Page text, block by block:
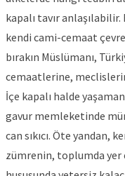
kapalı tavır
kendi cami-cemaat
bırakın Müslümanı,
cemaatlerine,
İçe kapalı halde
gavur memleketinde
can sıkıcı. Öte yandan,
zümrenin, toplumda yer